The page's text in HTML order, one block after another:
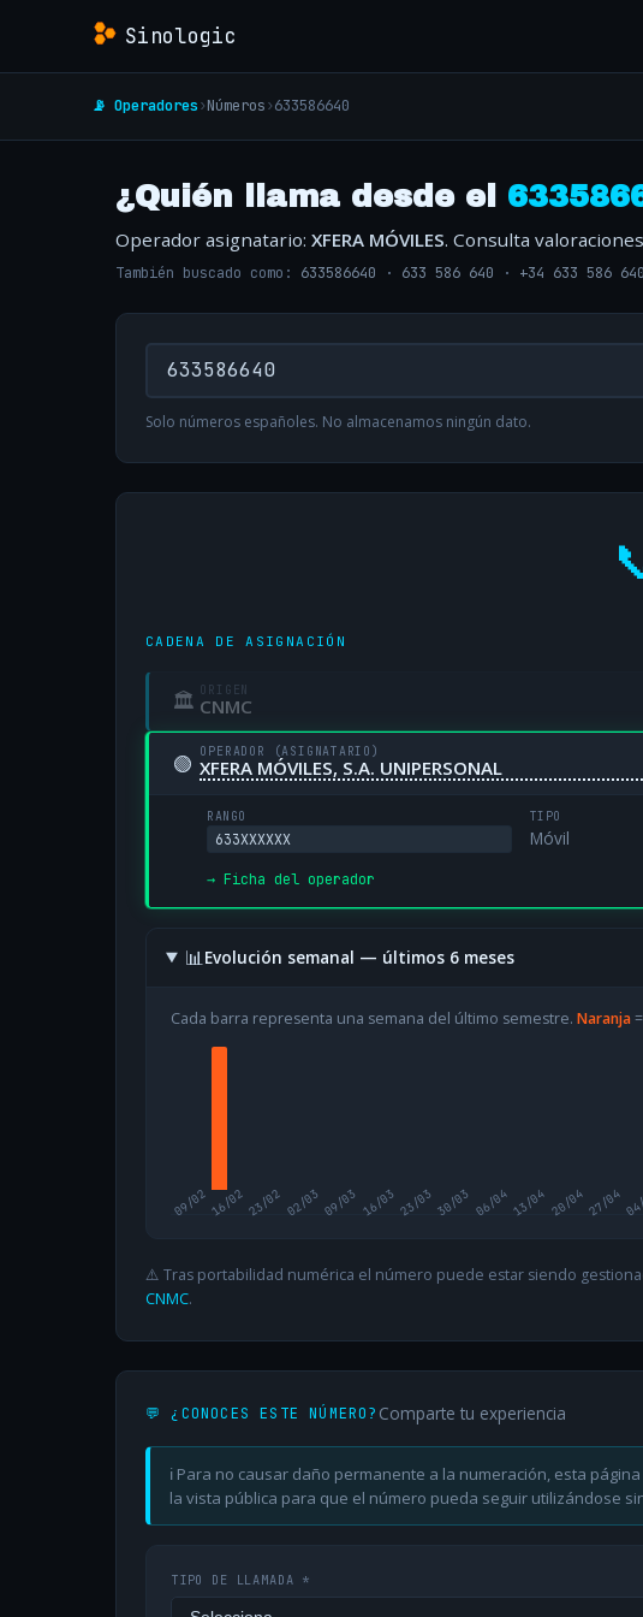
Sinologic
📡 Operadores›Números›633586640
¿Quién llama desde el
Operador asignatario: XFERA MÓVILES. Consulta
También buscado como: 633586640 · 633 586 640 · +34 633 586 640
Solo números españoles. No almacenamos ningún dato.
CADENA DE ASIGNACIÓN
🏛 ORIGEN
CNMC
🟢 OPERADOR (ASIGNATARIO)
XFERA MÓVILES, S.A. UNIPERSONAL
RANGO
633XXXXXX
TIPO
Móvil
→ Ficha del operador
📊Evolución semanal — últimos 6 meses
Cada barra representa una semana del último semestre. Naranja
09/0216/0223/02 02/03 09/03 16/03 23/03 30/03 06/0413/04 20/0427/04
⚠️ Tras portabilidad numérica el número puede estar siendo
CNMC.
💬 ¿CONOCES ESTE NÚMERO? Comparte tu experiencia
ℹ️ Para no causar daño permanente a la numeración, esta
la vista pública para que el número pueda seguir utilizándose
TIPO DE LLAMADA *